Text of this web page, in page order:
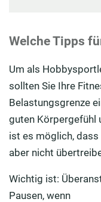
Welche Tipps
Um als
sollten Sie Ihre
Belastungsgrenze
guten Körpergefühl
ist es möglich,
aber nicht
Wichtig ist:
Pausen, wenn